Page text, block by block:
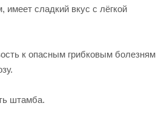
сладкий вкус с лёгкой
к опасным грибковым болезням
штамба.